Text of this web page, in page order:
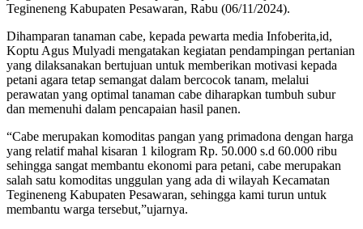
Tegineneng Kabupaten Pesawaran, Rabu (06/11/2024).
Dihamparan tanaman cabe, kepada pewarta media Infoberita,id,
Koptu Agus Mulyadi mengatakan kegiatan pendampingan pertanian
yang dilaksanakan bertujuan untuk memberikan motivasi kepada
petani agara tetap semangat dalam bercocok tanam, melalui
perawatan yang optimal tanaman cabe diharapkan tumbuh subur
dan memenuhi dalam pencapaian hasil panen.
“Cabe merupakan komoditas pangan yang primadona dengan harga
yang relatif mahal kisaran 1 kilogram Rp. 50.000 s.d 60.000 ribu
sehingga sangat membantu ekonomi para petani, cabe merupakan
salah satu komoditas unggulan yang ada di wilayah Kecamatan
Tegineneng Kabupaten Pesawaran, sehingga kami turun untuk
membantu warga tersebut,”ujarnya.